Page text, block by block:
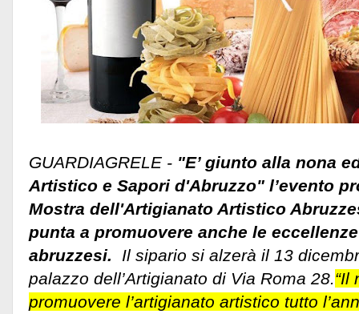
GUARDIAGRELE - "E’ giunto alla nona
Artistico e Sapori d'Abruzzo" l’evento
Mostra dell'Artigianato Artistico
punta a promuovere anche le
abruzzesi. Il sipario si alzerà il 13
palazzo dell’Artigianato di Via Roma 28. “Il
promuovere l’artigianato artistico tutto